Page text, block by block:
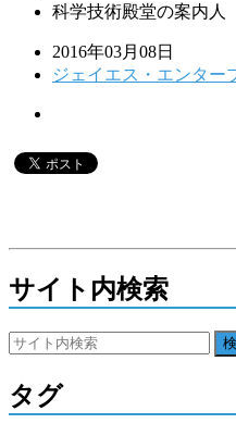
科学技術殿堂の案内人
2016年03月08日
ジェイエス・エンター
サイト内検索
タグ